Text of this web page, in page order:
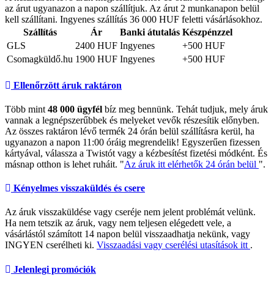
az árut ugyanazon a napon szállítjuk. Az árut 2 munkanapon belül
kell szállítani. Ingyenes szállítás 36 000 HUF feletti vásárlásokhoz.
Szállítás
Ár Banki átutalás Készpénzzel
GLS
2400 HUF Ingyenes
+500 HUF
Csomagküldő.hu 1900 HUF Ingyenes +500 HUF
Ellenőrzött áruk raktáron
Több mint 48 000 ügyfél bíz meg bennünk. Tehát tudjuk, mely áruk
vannak a legnépszerűbbek és melyeket vevők részesítik előnyben.
Az összes raktáron lévő termék 24 órán belül szállításra kerül, ha
ugyanazon a napon 11:00 óráig megrendelik! Egyszerűen fizessen
kártyával, válassza a Twistót vagy a kézbesítést fizetési módként. És
másnap otthon is lehet ruháit. "Az áruk itt elérhetők 24 órán belül ".
Kényelmes visszaküldés és csere
Az áruk visszaküldése vagy cseréje nem jelent problémát velünk.
Ha nem tetszik az áruk, vagy nem teljesen elégedett vele, a
vásárlástól számított 14 napon belül visszaadhatja nekünk, vagy
INGYEN cserélheti ki. Visszaadási vagy cserélési utasítások itt .
Jelenlegi promóciók